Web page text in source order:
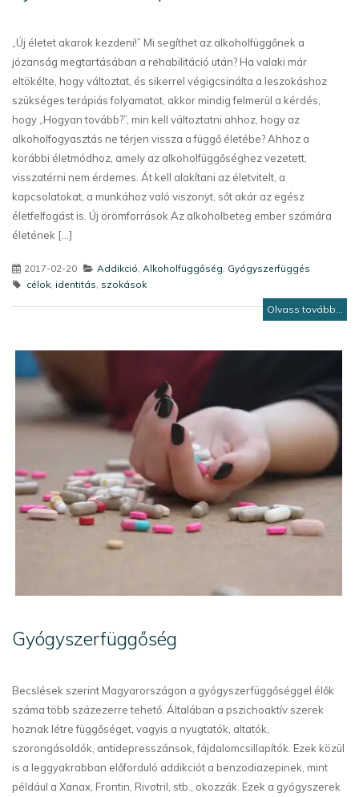
„Új életet akarok kezdeni!” Mi segíthet az alkoholfüggőnek a
józanság megtartásában a rehabilitáció után? Ha valaki már
eltökélte, hogy változtat, és sikerrel végigcsinálta a leszokáshoz
szükséges terápiás folyamatot, akkor mindig felmerül a kérdés,
hogy „Hogyan tovább?”, min kell változtatni ahhoz, hogy az
alkoholfogyasztás ne térjen vissza a függő életébe? Ahhoz a
korábbi életmódhoz, amely az alkoholfüggőséghez vezetett,
visszatérni nem érdemes. Át kell alakítani az életvitelt, a
kapcsolatokat, a munkához való viszonyt, sőt akár az egész
életfelfogást is. Új örömforrások Az alkoholbeteg ember számára
életének [...]
2017-02-20 Addikció ,Alkoholfüggőség Gyógyszerfüggés
célok, identitás szokások
Olvass tovább...
Gyógyszerfüggőség
Becslések szerint Magyarországon a gyógyszerfüggőséggel élők
száma több százezerre tehető. Általában a pszichoaktív szerek
hoznak létre függőséget, vagyis a nyugtatók, altatók,
szorongásoldók, antidepresszánsok, fájdalomcsillapítók. Ezek közül
is a leggyakrabban előforduló addikciót a benzodiazepinek, mint
például a Xanax, Frontin, Rivotril, stb., okozzák. Ezek a gyógyszerek